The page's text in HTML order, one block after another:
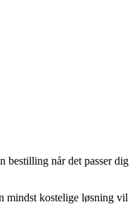
bestilling når det passer dig
mindst kostelige løsning vil